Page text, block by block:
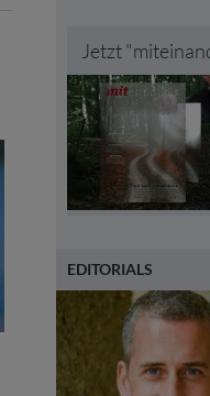
Jetzt
EDITORIALS